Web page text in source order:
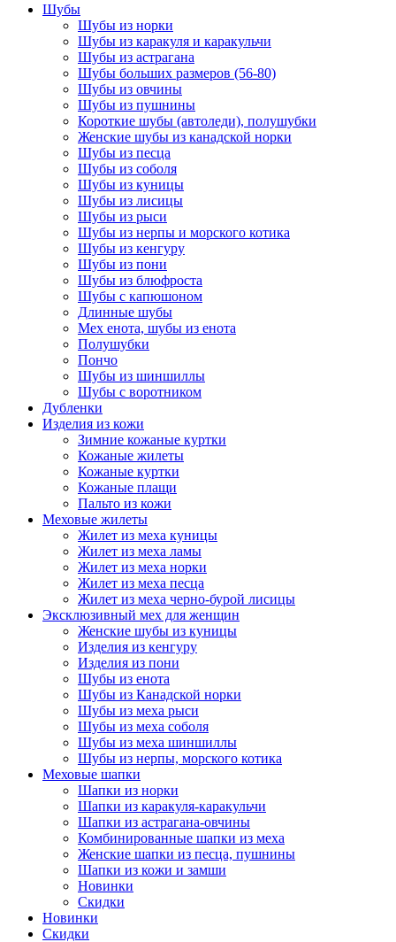
Шубы
Шубы из норки
Шубы из каракуля и каракульчи
Шубы из астрагана
Шубы больших размеров (56-80)
Шубы из овчины
Шубы из пушнины
Короткие шубы (автоледи), полушубки
Женские шубы из канадской норки
Шубы из песца
Шубы из соболя
Шубы из куницы
Шубы из лисицы
Шубы из рыси
Шубы из нерпы и морского котика
Шубы из кенгуру
Шубы из пони
Шубы из блюфроста
Шубы с капюшоном
Длинные шубы
Мех енота, шубы из енота
Полушубки
Пончо
Шубы из шиншиллы
Шубы с воротником
Дубленки
Изделия из кожи
Зимние кожаные куртки
Кожаные жилеты
Кожаные куртки
Кожаные плащи
Пальто из кожи
Меховые жилеты
Жилет из меха куницы
Жилет из меха ламы
Жилет из меха норки
Жилет из меха песца
Жилет из меха черно-бурой лисицы
Эксклюзивный мех для женщин
Женские шубы из куницы
Изделия из кенгуру
Изделия из пони
Шубы из енота
Шубы из Канадской норки
Шубы из меха рыси
Шубы из меха соболя
Шубы из меха шиншиллы
Шубы из нерпы, морского котика
Меховые шапки
Шапки из норки
Шапки из каракуля-каракульчи
Шапки из астрагана-овчины
Комбинированные шапки из меха
Женские шапки из песца, пушнины
Шапки из кожи и замши
Новинки
Скидки
Новинки
Скидки